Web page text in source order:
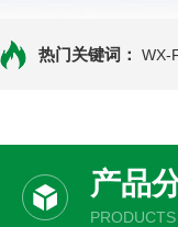
热门关键词： WX-
产品